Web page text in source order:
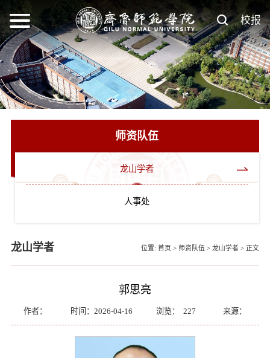
校报
师资队伍
龙山学者
人事处
龙山学者 位置: 首页 > 师资队伍 > 龙山学者 > 正文
郭思亮
作者： 时间：2026-04-16 浏览： 227 来源：